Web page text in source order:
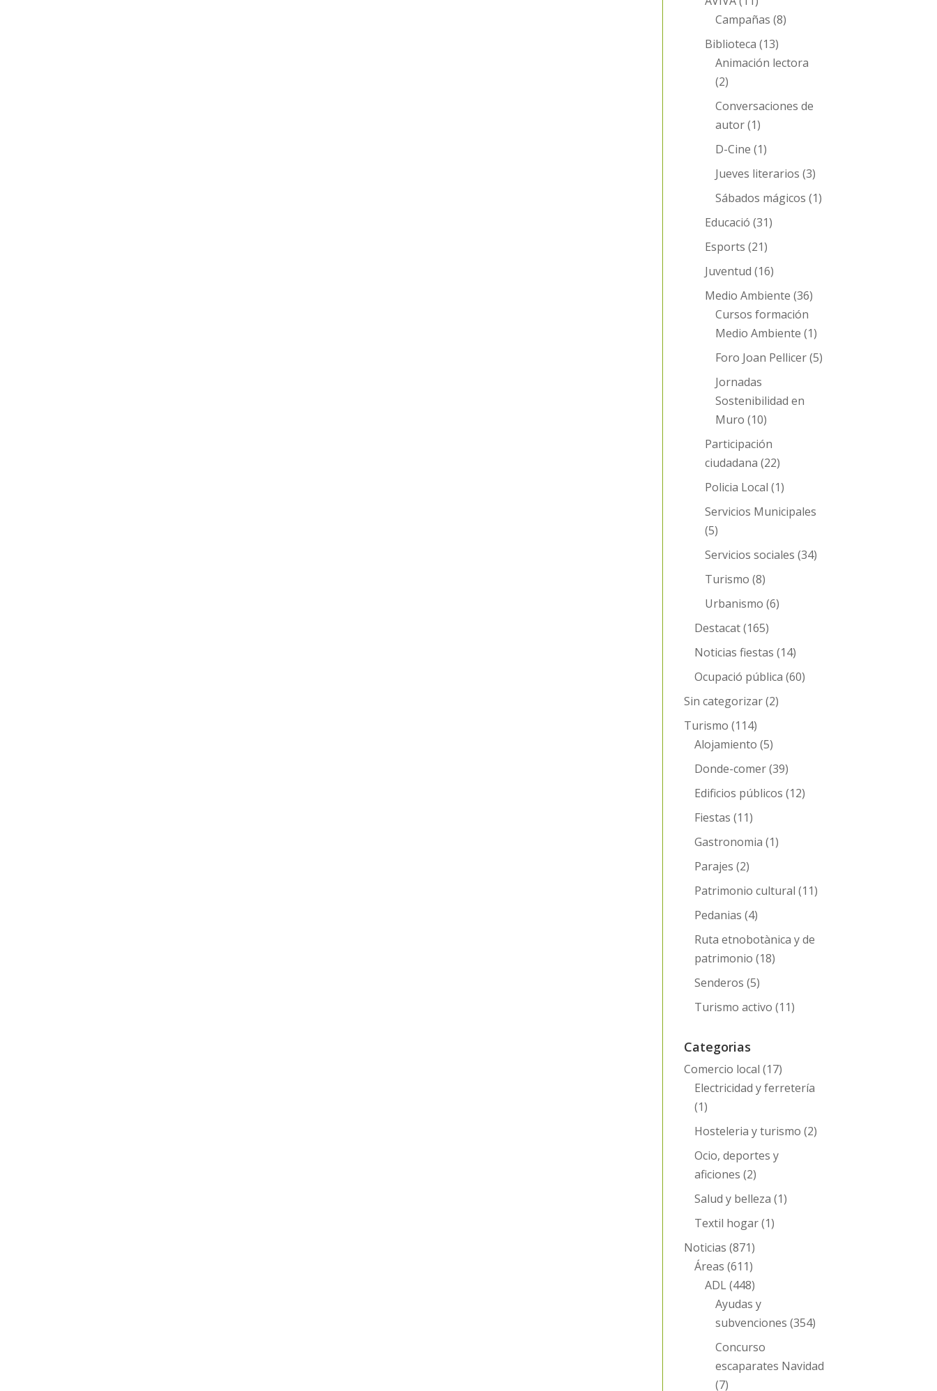
Campañas (8)
Biblioteca (13)
Animación lectora
(2)
Conversaciones de
autor(1)
D-Cine (1)
Jueves literarios (3)
Sábados mágicos (1)
Educació (31)
Esports (21)
Juventud (16)
Medio Ambiente (36)
Cursos formación
Medio Ambiente (1)
Foro Joan Pellicer(5)
Jornadas
Sostenibilidad en
Muro (10)
Participación
ciudadana (22)
Policia Local (1)
Servicios Municipales
(5)
Servicios sociales (34)
Turismo (8)
Urbanismo (6)
Destacat(165)
Noticias fiestas (14)
Ocupació pública (60)
Sin categorizar(2)
Turismo (114)
Alojamiento (5)
Donde-comer(39)
Edificios públicos (12)
Fiestas (11)
Gastronomia (1)
Parajes (2)
Patrimonio cultural (11)
Pedanias (4)
Ruta etnobotànica y de
patrimonio (18)
Senderos (5)
Turismo activo (11)
Categorias
Comercio local (17)
Electricidad y ferretería
(1)
Hosteleria y turismo (2)
Ocio, deportes y
aficiones (2)
Salud y belleza (1)
Textil hogar(1)
Noticias (871)
Áreas (611)
ADL(448)
Ayudas y
subvenciones (354)
Concurso
escaparates Navidad
(7)